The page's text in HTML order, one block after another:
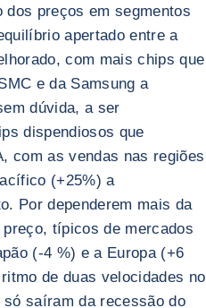
dos preços em segmentos
apertado entre a
com mais chips que
e da Samsung a
dúvida, a ser
dispendiosos que
com as vendas nas regiões
(+25%) a
Por dependerem mais da
típicos de mercados
(-4 %) e a Europa (+6
de duas velocidades no
saíram da recessão do